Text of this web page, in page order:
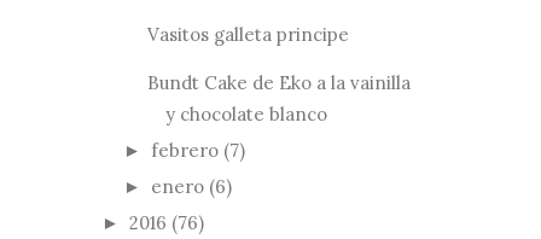
Vasitos galleta principe
Bundt Cake de Eko a la vainilla
y chocolate blanco
► febrero (7)
► enero (6)
► 2016 (76)